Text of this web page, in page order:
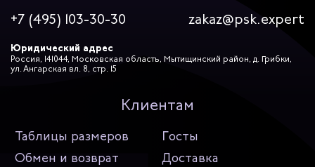
+7 (495) 103-30-30 zakaz@psk.expert
Юридический адрес
Россия, 141044, Московская область, Мытищинский район, д. Грибки,
ул. Ангарская вл. 8, стр. 15
Клиентам
Таблицы размеров
Госты
Обмен и возврат
Доставка